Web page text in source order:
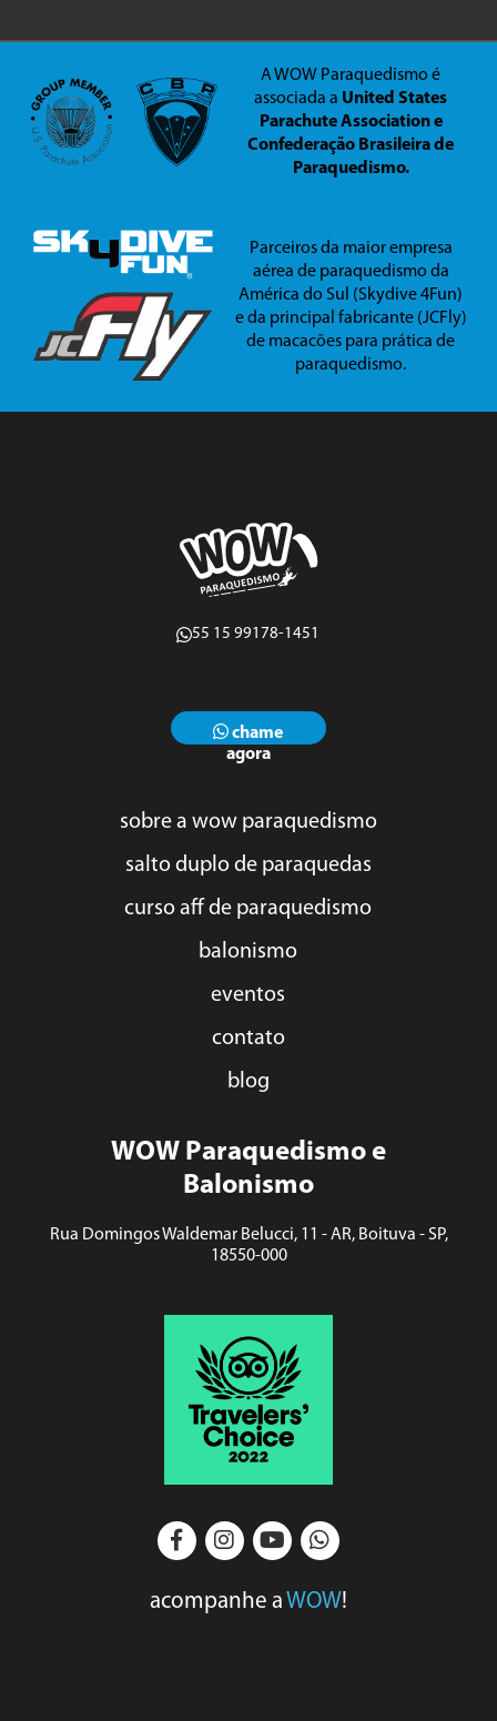
A WOW Paraquedismo é
associada a United States
Parachute Association e
Confederação Brasileira de
Paraquedismo.
Parceiros da maior empresa
aérea de paraquedismo da
América do Sul (Skydive 4Fun)
e da principal fabricante (JCFly)
de macacões para prática de
paraquedismo.
55 15 99178-1451
chame
agora
sobre a wow paraquedismo
salto duplo de paraquedas
curso aff de paraquedismo
balonismo
eventos
contato
blog
WOW Paraquedismo e
Balonismo
Rua Domingos Waldemar Belucci, 11 - AR, Boituva - SP,
18550-000
acompanhe aWOW!